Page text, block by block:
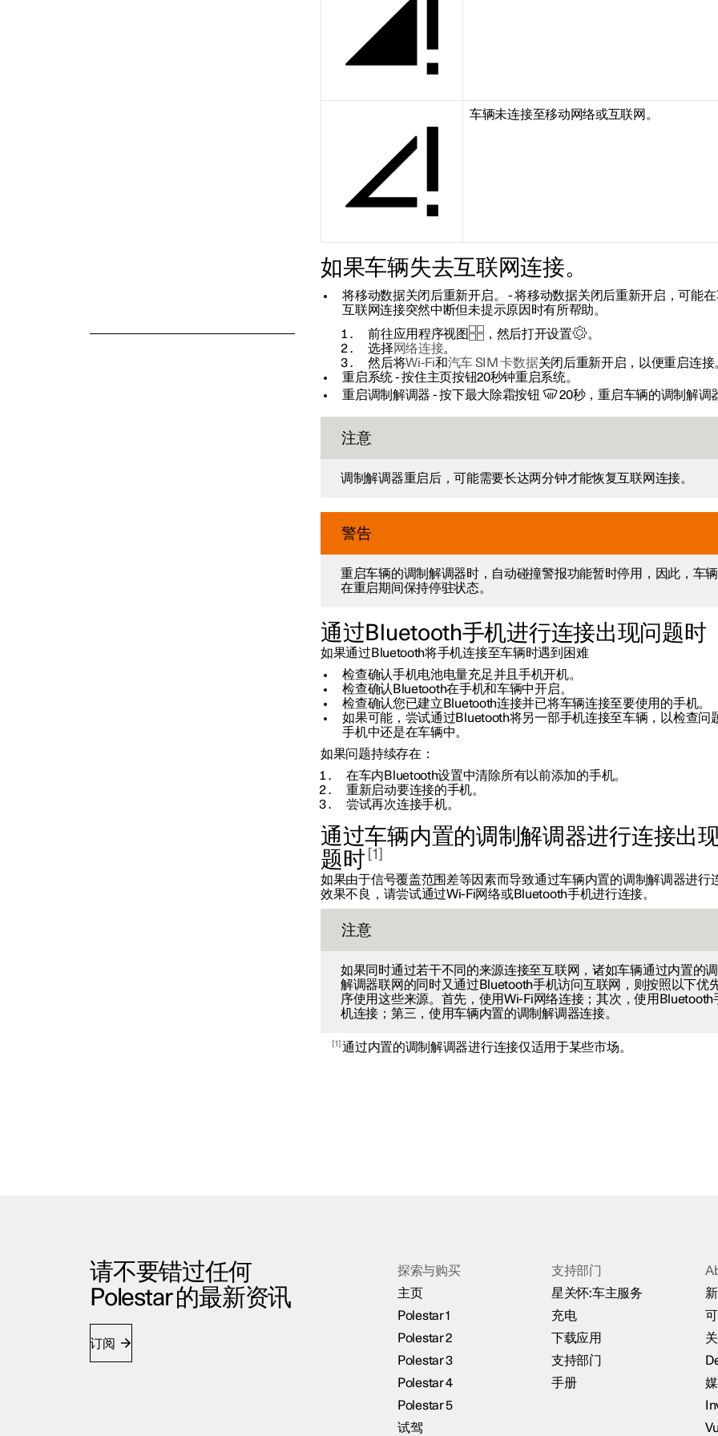
车辆未连接至移动网络或互联网。
如果车辆失去互联网连接。
将移动数据关闭后重新开启。
- 将移动数据关闭后重新开启，可能
互联网连接突然中断但未提示原因时有所帮助。
前往应用程序视图
，然后打开设置
。
选择网络连接。
然后将Wi-Fi和汽车 SIM 卡数据关闭后重新开启，以便重启连接
重启系统- 按住主页按钮20秒钟重启系统。
重启调制解调器 - 按下最大除霜按钮 20秒，重启车辆的调制解调
注意
调制解调器重启后，可能需要长达两分钟才能恢复互联网连接。
警告
重启车辆的调制解调器时，自动碰撞警报功能暂时停用，因此，车
在重启期间保持停驻状态。
通过Bluetooth手机进行连接出现问题时
如果通过Bluetooth将手机连接至车辆时遇到困难
检查确认手机电池电量充足并且手机开机。
检查确认Bluetooth在手机和车辆中开启。
检查确认您已建立Bluetooth连接并已将车辆连接至要使用的手机。
如果可能，尝试通过Bluetooth将另一部手机连接至车辆，以检查问
手机中还是在车辆中。
如果问题持续存在：
在车内Bluetooth设置中清除所有以前添加的手机。
重新启动要连接的手机。
尝试再次连接手机。
通过车辆内置的调制解调器进行连接出
题时 1
如果由于信号覆盖范围差等因素而导致通过车辆内置的调制解调器进行
效果不良，请尝试通过Wi-Fi网络或Bluetooth手机进行连接。
注意
如果同时通过若干不同的来源连接至互联网，诸如车辆通过内置的
解调器联网的同时又通过Bluetooth手机访问互联网，则按照以下优
序使用这些来源。首先，使用Wi-Fi网络连接；其次，使用Bluetooth
机连接；第三，使用车辆内置的调制解调器连接。
1 通过内置的调制解调器进行连接仅适用于某些市场。
请不要错过任何
Polestar 的最新资讯
订阅
探索与购买
主页
Polestar 1
Polestar 2
Polestar 3
Polestar 4
Polestar 5
试驾
支持部门
星关怀:车主服务
充电
下载应用
支持部门
手册